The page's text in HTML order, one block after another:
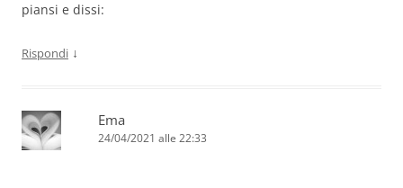
piansi e dissi:
Rispondi ↓
Ema
24/04/2021 alle 22:33